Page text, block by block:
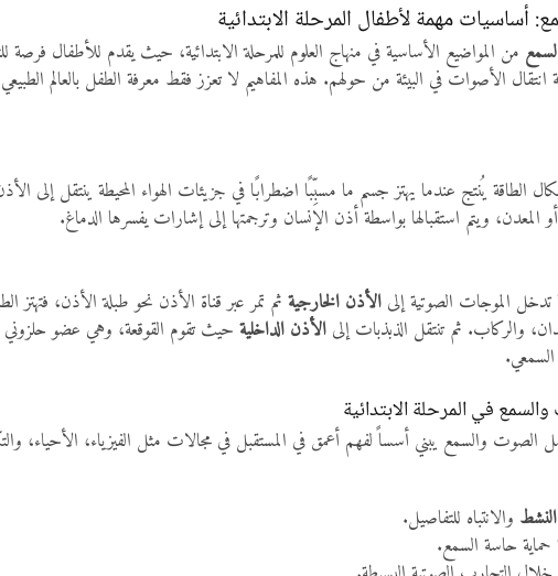
أساسيات مهمة لأطفال المرحلة الابتدائية
من المواضيع الأساسية في منهاج العلوم للمرحلة الابتدائية، حيث يقدم للأطفال
انتقال الأصوات في البيئة من حولهم. هذه المفاهيم لا تعزز فقط معرفة الطفل بالعالم
يُنتج عندما يهتز جسم ما مسبِّبًا اضطرابًا في جزيئات الهواء المحيطة ينتقل إلى
المعدن، ويتم استقبالها بواسطة أذن الإنسان وترجمتها إلى إشارات يفسرها الدماغ.
تدخل الموجات الصوتية إلى الأذن الخارجية ثم تمر عبر قناة الأذن نحو طبلة الأذن، فتهتز
والركاب. ثم تنتقل الذبذبات إلى الأذن الداخلية حيث تقوم القوقعة، وهي عضو
في المرحلة الابتدائية
الصوت والسمع يبني أسساً لفهم أعمق في المستقبل في مجالات مثل الفيزياء، الأحياء،
والانتباه للتفاصيل.
حماية حاسة السمع.